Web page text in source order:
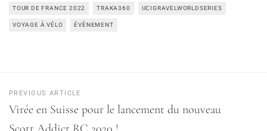
TOUR DE FRANCE 2022 TRAKA360 UCIGRAVELWORLDSERIES
VOYAGE À VÉLO ÉVÈNEMENT
PREVIOUS ARTICLE
Virée en Suisse pour le lancement du nouveau